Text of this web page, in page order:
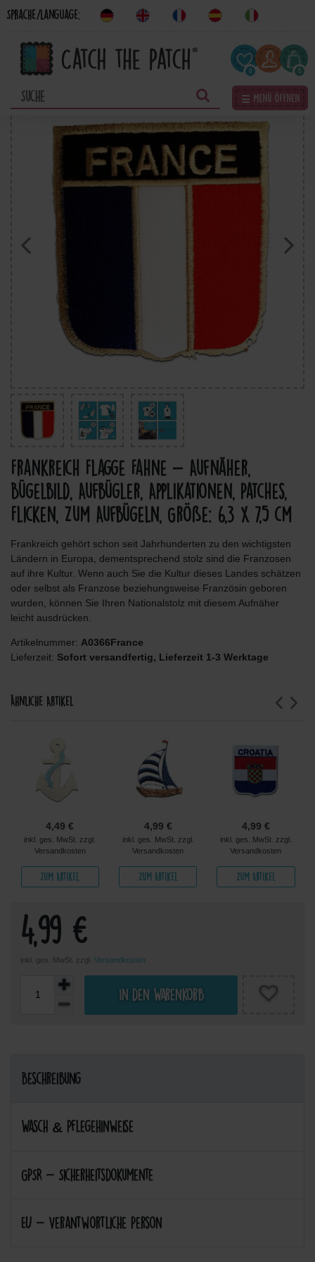
Sprache/Language:
0
☰ Menü öffnen
Frankreich Flagge Fahne - Aufnäher,
Bügelbild, Aufbügler, Applikationen, Patches,
Flicken, Zum Aufbügeln, Größe: 6,3 x 7,5 cm
Frankreich gehört schon seit Jahrhunderten zu den wichtigsten
Ländern in Europa, dementsprechend stolz sind die Franzosen
auf ihre Kultur. Wenn auch Sie die Kultur dieses Landes schätzen
oder selbst als Franzose beziehungsweise Französin geboren
wurden, können Sie Ihren Nationalstolz mit diesem Aufnäher
leicht ausdrücken.
Artikelnummer: A0366France
Lieferzeit: Sofort versandfertig, Lieferzeit 1-3 Werktage
Ähnliche Artikel
4,49 €
inkl. ges. MwSt. zzgl.
Versandkosten
Zum Artikel
4,99 €
inkl. ges. MwSt. zzgl.
Versandkosten
Zum Artikel
4,99 €
inkl. ges. MwSt. zzgl.
Versandkosten
Zum Artikel
4,99 €
inkl. ges. MwSt. zzgl. Versandkosten
In den Warenkorb
Beschreibung
Wasch & Pflegehinweise
GPSR - Sicherheitsdokumente
EU - Verantwortliche Person